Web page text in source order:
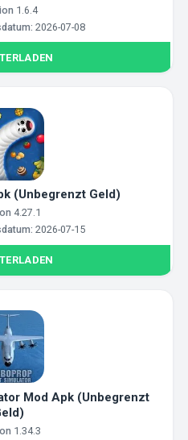
1.6.4
2026-07-08
(Unbegrenzt Geld)
4.27.1
2026-07-15
Mod Apk (Unbegrenzt
1.34.3